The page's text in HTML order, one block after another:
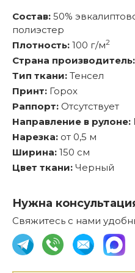
Состав: 50%
полиэстер
Плотность: 100 г/м2
Страна производитель:
Тип ткани: Тенсел
Принт: Горох
Раппорт: Отсутствует
Направление в рулоне:
Нарезка: от 0,5 м
Ширина: 150 см
Цвет ткани: Черный
Нужна
Свяжитесь с нами